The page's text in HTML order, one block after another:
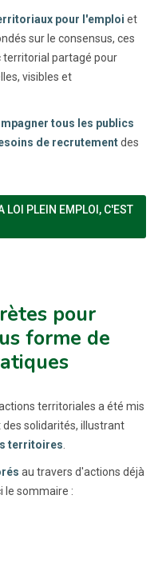
pour l'emploi et
sur le consensus, ces
territorial partagé pour
visibles et
tous les publics
de recrutementdes
LOI PLEIN EMPLOI, C'EST
pour
forme de
territoriales a été mis
solidarités, illustrant
territoires
au travers d'actions déjà
le sommaire :